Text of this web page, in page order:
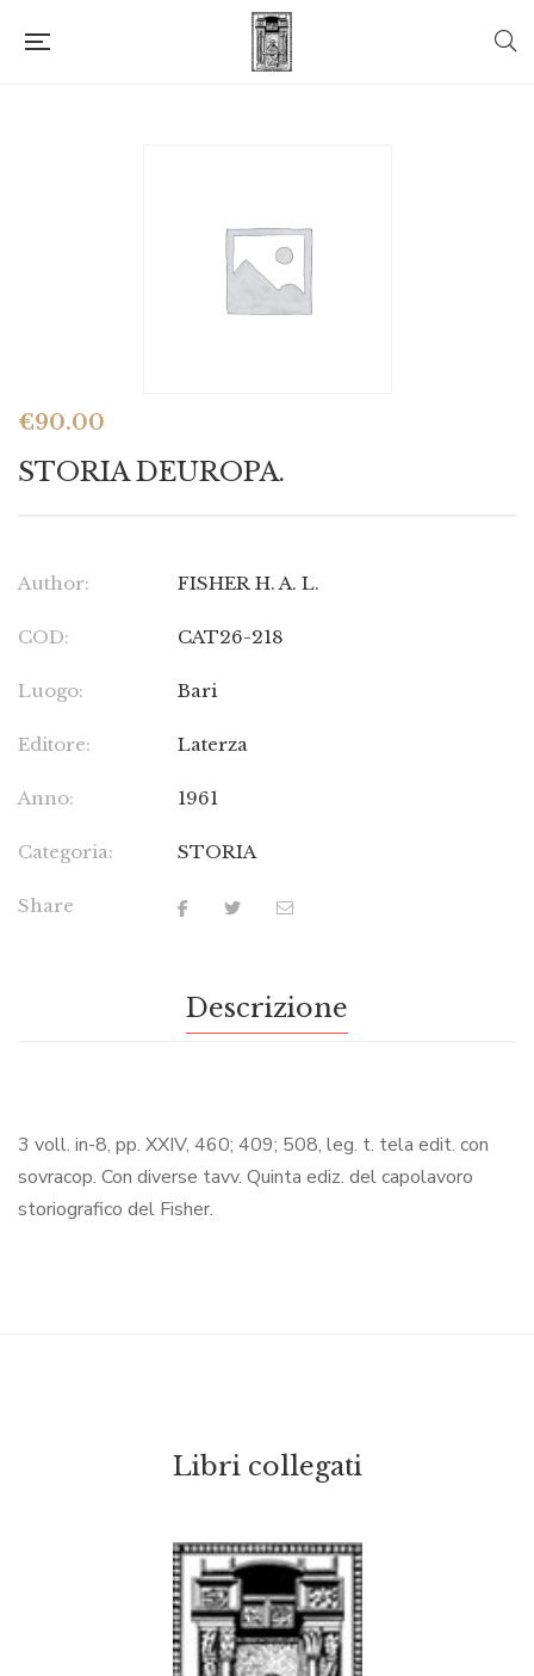
€90.00
STORIA DEUROPA.
Author: FISHER H. A. L.
COD: CAT26-218
Luogo: Bari
Editore: Laterza
Anno: 1961
Categoria: STORIA
Share
Descrizione
3 voll. in-8, pp. XXIV, 460; 409; 508, leg. t. tela edit. con
sovracop. Con diverse tavv. Quinta ediz. del capolavoro
storiografico del Fisher.
Libri collegati